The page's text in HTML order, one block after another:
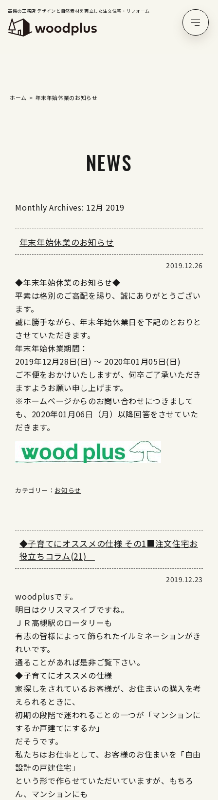
高槻の工務店 デザインと自然素材を両立した注文住宅・リフォーム
ホーム 年末年始休業のお知らせ
NEWS
Monthly Archives: 12月 2019
年末年始休業のお知らせ
2019.12.26
◆年末年始休業のお知らせ◆
平素は格別のご高配を賜り、誠にありがとうござい
ます。
誠に勝手ながら、年末年始休業日を下記のとおりと
させていただきます。
年末年始休業期間：
2019年12月28日(日) ～ 2020年01月05日(日)
ご不便をおかけいたしますが、何卒ご了承いただき
ますようお願い申し上げます。
※ホームページからのお問い合わせにつきまして
も、2020年01月06日（月）以降回答をさせていた
だきます。
カテゴリー： お知らせ
◆子育てにオススメの仕様 その1■注文住宅お
役立ちコラム(21)
2019.12.23
woodplusです。
明日はクリスマスイブですね。
ＪＲ高槻駅のロータリーも
有志の皆様によって飾られたイルミネーションがき
れいです。
通ることがあれば是非ご覧下さい。
◆子育てにオススメの仕様
家探しをされているお客様が、お住まいの購入を考
えられるときに、
初期の段階で迷われることの一つが「マンションに
するか戸建てにするか」
だそうです。
私たちはお仕事として、お客様のお住まいを「自由
設計の戸建住宅」
という形で作らせていただいていますが、もちろ
ん、マンションにも